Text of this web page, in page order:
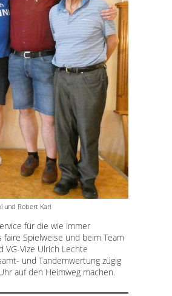
und Robert Karl
für die wie immer
Spielweise und beim Team
VG-Vize Ulrich Lechte
und Tandemwertung zügig
auf den Heimweg machen.